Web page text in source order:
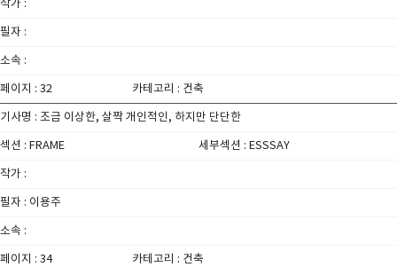
작가 :
필자 :
소속 :
페이지 : 32 카테고리 : 건축
기사명 : 조금 이상한, 살짝 개인적인, 하지만 단단한
섹션 : FRAME 세부섹션 : ESSSAY
작가 :
필자 : 이용주
소속 :
페이지 : 34 카테고리 : 건축